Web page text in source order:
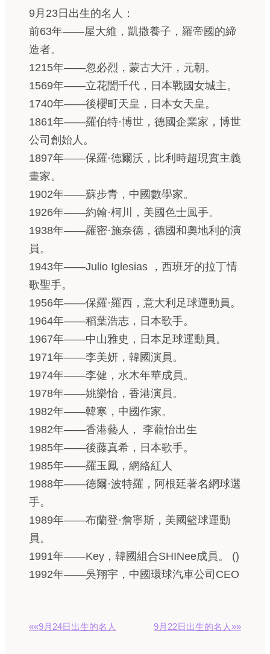
9月23日出生的名人：
前63年——屋大維，凱撒養子，羅帝國的締
造者。
1215年——忽必烈，蒙古大汗，元朝。
1569年——立花誾千代，日本戰國女城主。
1740年——後櫻町天皇，日本女天皇。
1861年——羅伯特·博世，德國企業家，博世
公司創始人。
1897年——保羅·德爾沃，比利時超現實主義
畫家。
1902年——蘇步青，中國數學家。
1926年——約翰·柯川，美國色士風手。
1938年——羅密·施奈德，德國和奧地利的演
員。
1943年——Julio Iglesias ，西班牙的拉丁情
歌聖手。
1956年——保羅·羅西，意大利足球運動員。
1964年——稻葉浩志，日本歌手。
1967年——中山雅史，日本足球運動員。
1971年——李美妍，韓國演員。
1974年——李健，水木年華成員。
1978年——姚樂怡，香港演員。
1982年——韓寒，中國作家。
1982年——香港藝人， 李蘢怡出生
1985年——後藤真希，日本歌手。
1985年——羅玉鳳，網絡紅人
1988年——德爾·波特羅，阿根廷著名網球選
手。
1989年——布蘭登·詹寧斯，美國籃球運動
員。
1991年——Key，韓國組合SHINee成員。 ()
1992年——吳翔宇，中國環球汽車公司CEO
««9月24日出生的名人 9月22日出生的名人»»